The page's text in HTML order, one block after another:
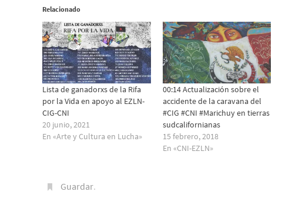
Relacionado
Lista de ganadorxs de la Rifa
por la Vida en apoyo al EZLN-
CIG-CNI
20 junio, 2021
En «Arte y Cultura en Lucha»
00:14 Actualización sobre el
accidente de la caravana del
#CIG #CNI #Marichuy en tierras
sudcalifornianas
15 febrero, 2018
En «CNI-EZLN»
Guardar.